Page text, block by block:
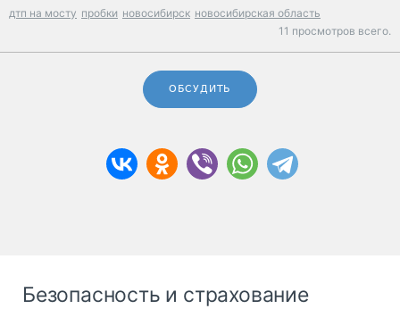
дтп на мосту пробки новосибирск новосибирская область
11 просмотров всего.
ОБСУДИТЬ
Безопасность и страхование